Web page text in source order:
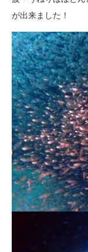
が出来ました！